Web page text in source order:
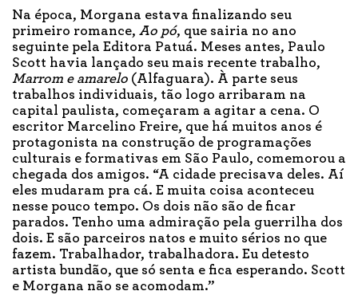
Na época, Morgana estava finalizando seu
primeiro romance, Ao pó, que sairia no ano
seguinte pela Editora Patuá. Meses antes, Paulo
Scott havia lançado seu mais recente trabalho,
Marrom e amarelo (Alfaguara). À parte seus
trabalhos individuais, tão logo arribaram na
capital paulista, começaram a agitar a cena. O
escritor Marcelino Freire, que há muitos anos é
protagonista na construção de programações
culturais e formativas em São Paulo, comemorou a
chegada dos amigos. “A cidade precisava deles. Aí
eles mudaram pra cá. E muita coisa aconteceu
nesse pouco tempo. Os dois não são de ficar
parados. Tenho uma admiração pela guerrilha dos
dois. E são parceiros natos e muito sérios no que
fazem. Trabalhador, trabalhadora. Eu detesto
artista bundão, que só senta e fica esperando. Scott
e Morgana não se acomodam.”